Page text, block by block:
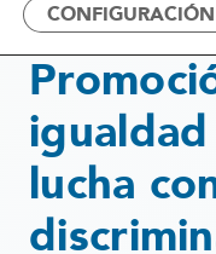
2022
lucha